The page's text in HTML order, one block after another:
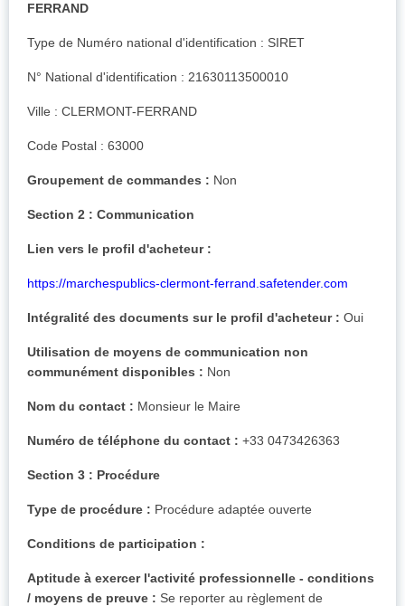
FERRAND
Type de Numéro national d'identification : SIRET
N° National d'identification : 21630113500010
Ville : CLERMONT-FERRAND
Code Postal : 63000
Groupement de commandes : Non
Section 2 : Communication
Lien vers le profil d'acheteur :
https://marchespublics-clermont-ferrand.safetender.com
Intégralité des documents sur le profil d'acheteur : Oui
Utilisation de moyens de communication non
communément disponibles : Non
Nom du contact : Monsieur le Maire
Numéro de téléphone du contact : +33 0473426363
Section 3 : Procédure
Type de procédure : Procédure adaptée ouverte
Conditions de participation :
Aptitude à exercer l'activité professionnelle - conditions
/ moyens de preuve : Se reporter au règlement de